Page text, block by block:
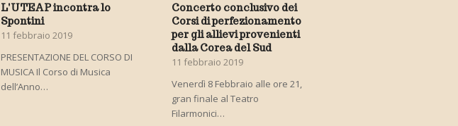
L'UTEAP incontra lo
Spontini
11 febbraio 2019
PRESENTAZIONE DEL CORSO DI
MUSICA Il Corso di Musica
dell’Anno…
Concerto conclusivo dei
Corsi di perfezionamento
per gli allievi provenienti
dalla Corea del Sud
11 febbraio 2019
Venerdì 8 Febbraio alle ore 21,
gran finale al Teatro
Filarmonici…